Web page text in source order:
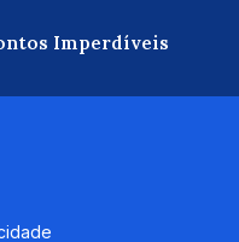
Imperdíveis